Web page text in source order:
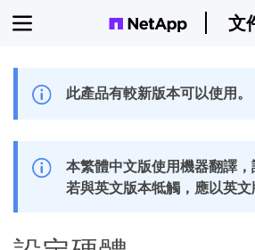
文
此產品有較新版本可以使用。
本繁體中文版使用機器翻譯，
若與英文版本牴觸，應以英文